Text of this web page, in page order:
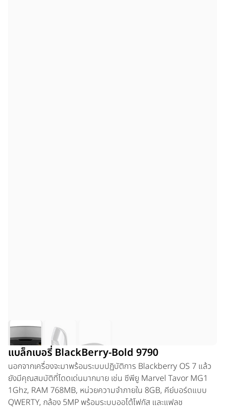
แบล็กเบอรี่ BlackBerry-Bold 9790
นอกจากเครื่องจะมาพร้อมระบบปฏิบัติการ Blackberry OS 7 แล้ว
ยังมีคุณสมบัติที่โดดเด่นมากมาย เช่น ซีพียู Marvel Tavor MG1
1Ghz, RAM 768MB, หน่วยความจำภายใน 8GB, คีย์บอร์ดแบบ
QWERTY, กล้อง 5MP พร้อมระบบออโต้โฟกัส และแฟลช